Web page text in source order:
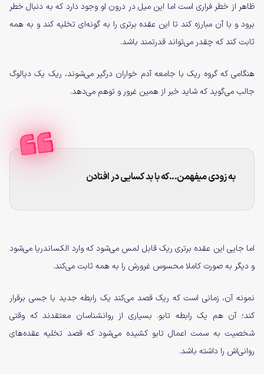
ظاهر از خطر فراری است اما این میل در درون او وجود دارد که به دنبال خطر
برود و با آن مبارزه کند تا این عقده برتری را به گونه‌ای تخلیه کند و به همه
ثابت کند که چقدر می‌تواند قدرتمند باشد.
هنگامی که گروه ریک با جامعه آدم خواران درگیر می‌شوند، ریک یک دیالوگ
جالب می‌گوید که شاید خبر از همین غرور و توهم می‌دهد.
به زودی میفهمن...که با بد کسایی در افتادن
اما جایی این عقده برتری ریک قابل لمس می‌شود که وارد الکساندریا می‌شود
و دیگر به صورت کاملا محسوس غرورش را به همه ثابت می‌کند.
نمونه آن، زمانی است که ریک قصد می‌کند یک رابطه جدید با جسی برقرار
کند؛ آن هم یک رابطه تابو. بسیاری از روانشناسان معتقدند که وقتی
شخصیت به سمت اعمال تابو کشیده می‌شود که قصد تخلیه عقده‌های
روانی‌اش را داشته باشد.